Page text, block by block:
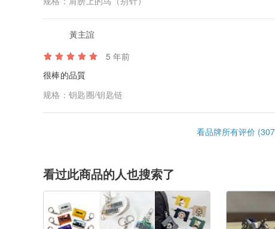
品，都非常推荐这里。感谢店长！
黃主誼
5 年前
很棒的品質
规格：钥匙圈/钥匙链
看品牌所有评价
看过此商品的人也搜索了